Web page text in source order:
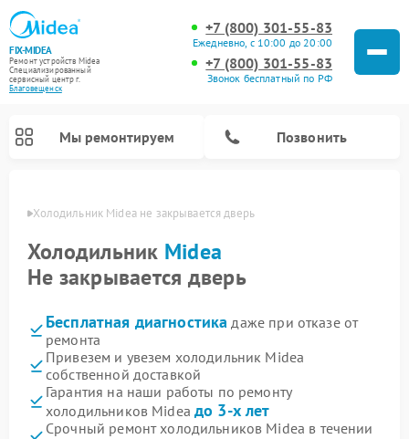
FIX-MIDEA
Ремонт устройств Midea
Специализированный
cервисный центр г.
Благовещенск
+7 (800) 301-55-83
Ежедневно, с 10:00 до 20:00
+7 (800) 301-55-83
Звонок бесплатный по РФ
Мы ремонтируем Позвонить
Холодильник Midea не закрывается дверь
Холодильник Midea
Не закрывается дверь
Бесплатная диагностика даже при отказе от
ремонта
Привезем и увезем холодильник Midea
собственной доставкой
Гарантия на наши работы по ремонту
холодильников Mideaдо 3-х лет
Срочный ремонт холодильников Midea в течении